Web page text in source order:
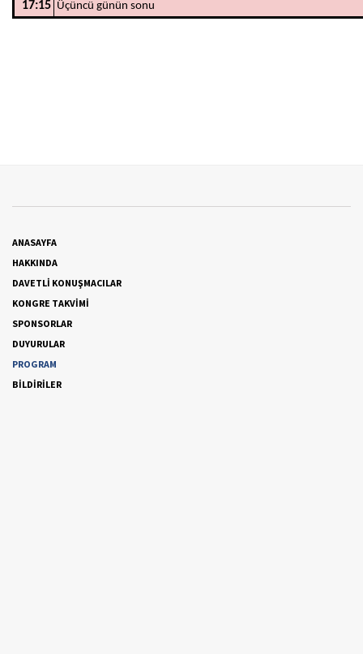
17:15 Üçüncü günün sonu
ANASAYFA
HAKKINDA
DAVETLİ KONUŞMACILAR
KONGRE TAKVİMİ
SPONSORLAR
DUYURULAR
PROGRAM
BİLDİRİLER